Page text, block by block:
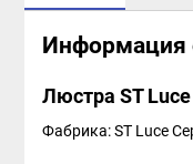
Информация
Люстра ST
Фабрика: ST Luce